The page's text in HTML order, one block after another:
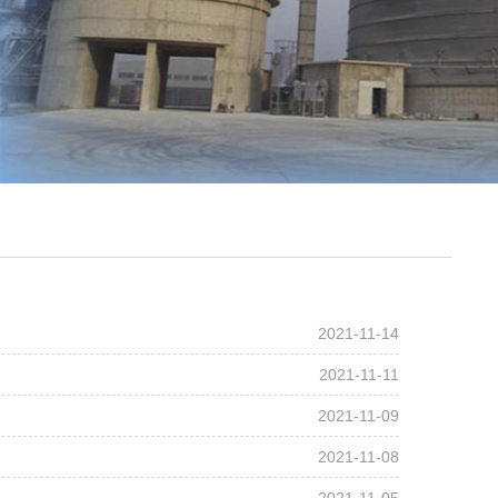
2021-11-14
2021-11-11
2021-11-09
2021-11-08